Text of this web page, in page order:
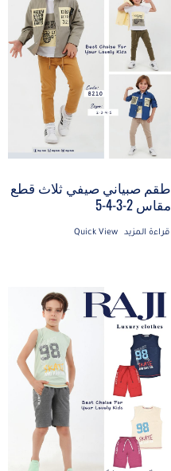
طقم صبياني صيفي ثلاث قطع
مقاس 2-3-4-5
قراءة المزيد Quick View